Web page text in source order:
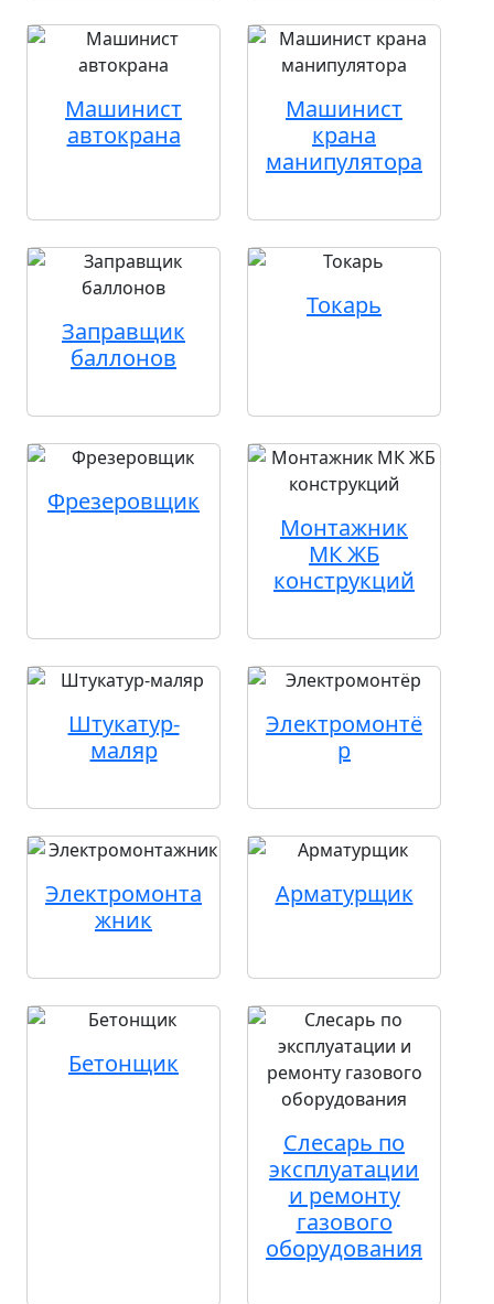
Машинист
автокрана
Машинист
крана
манипулятора
Заправщик
баллонов
Токарь
Фрезеровщик
Монтажник
МК ЖБ
конструкций
Штукатур-
маляр
Электромонтё
р
Электромонта
жник
Арматурщик
Бетонщик
Слесарь по
эксплуатации
и ремонту
газового
оборудования